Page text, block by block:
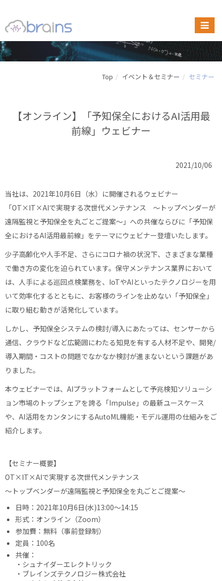
Top イベント＆セミナー セミナー
【オンライン】「予知保全におけるAI活用最
前線」ウェビナー
2021/10/06
当社は、2021年10月6日（水）に開催されるウェビナー
「OT×IT×AIで実現する次世代メンテナンス ～トップベンダーが
遠隔監視と予知保全を丸ごとご提案～」への共催ならびに「予知保
全におけるAI活用最前線」をテーマにウェビナー登壇いたします。
少子高齢化や人手不足、さらにコロナ禍の状況下、さまざまな業種
で働き方の変化を迫られています。保守メンテナンス業界において
は、人手による巡回点検業務を、IoTやAIといったテクノロジーを用
いて効率化するとともに、お客様のラインを止めない「予知保全」
に取り組む動きが活発化しています。
しかし、予知保全システムの検討/導入にあたっては、センサーから
通信、クラウドなど広範囲にわたる知見を有する人材不足や、開発/
導入期間・コストの問題でなかなか検討が進まないという課題があ
りました。
本ウェビナーでは、AIプラットフォームとして予兆検知ソリューシ
ョン市場のトップシェアを誇る「Impulse」の最新ユースケース
や、AI活用をカンタンにするAutoML機能・モデル運用の仕組みをご
紹介します。
【セミナー概要】
OT×IT×AIで実現する次世代メンテナンス
～トップベンダーが遠隔監視と予知保全を丸ごとご提案～
日時：2021年10月6日(水)13:00〜14:15
形式：オンライン（Zoom）
参加費：無料（事前登録制）
定員：100名
共催：
・シュナイダーエレクトリック
・ブレインズテクノロジー株式会社